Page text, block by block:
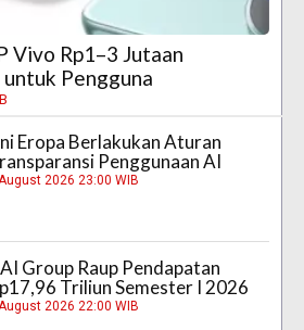
Vivo Rp1–3 Jutaan
Pengguna
Eropa Berlakukan Aturan
Penggunaan AI
2026 23:00 WIB
Group Raup Pendapatan
Triliun Semester I 2026
2026 22:00 WIB